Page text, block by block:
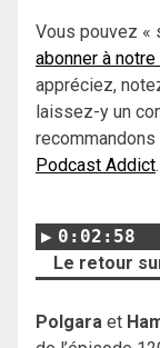
Vous pouvez «
abonner à
appréciez,
laissez-y un
recommandons
Podcast Addict.
0:02:58
Le retour
Polgara et